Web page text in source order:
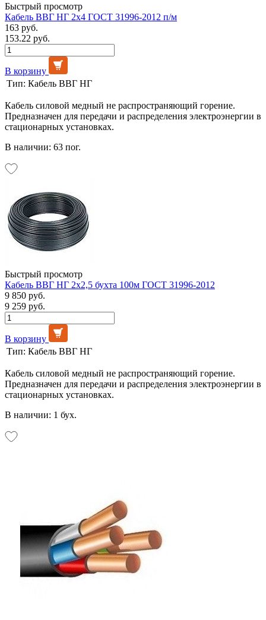
Быстрый просмотр
Кабель ВВГ НГ 2х4 ГОСТ 31996-2012 п/м
163 руб.
153.22 руб.
В корзину
Тип: Кабель ВВГ НГ
Кабель силовой медный не распространяющий горение.
Предназначен для передачи и распределения электроэнергии в
стационарных установках.
В наличии: 63 пог.
Быстрый просмотр
Кабель ВВГ НГ 2х2,5 бухта 100м ГОСТ 31996-2012
9 850 руб.
9 259 руб.
В корзину
Тип: Кабель ВВГ НГ
Кабель силовой медный не распространяющий горение.
Предназначен для передачи и распределения электроэнергии в
стационарных установках.
В наличии: 1 бух.